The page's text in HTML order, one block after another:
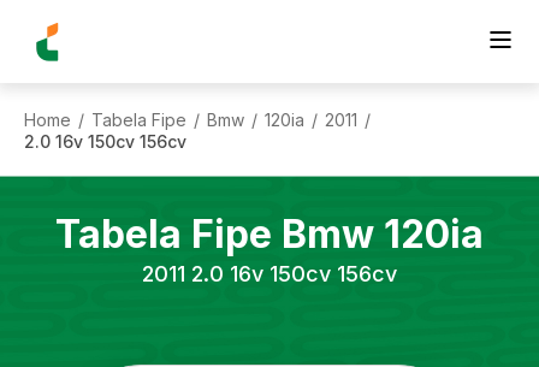
Home / Tabela Fipe / Bmw / 120ia / 2011 /
2.0 16v 150cv 156cv
Tabela Fipe Bmw 120ia
2011 2.0 16v 150cv 156cv